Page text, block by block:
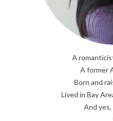
A
A former
Born and
Lived in Bay
And